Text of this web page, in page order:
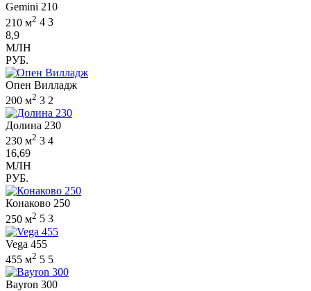
Gemini 210
210 м2 4 3
8,9
МЛН
РУБ.
Опен Вилладж
200 м2 3 2
Долина 230
230 м2 3 4
16,69
МЛН
РУБ.
Конаково 250
250 м2 5 3
Vega 455
455 м2 5 5
Bayron 300